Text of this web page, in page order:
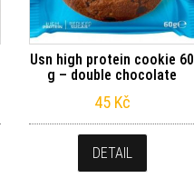
Usn high protein cookie 60
g – double chocolate
45 Kč
DETAIL